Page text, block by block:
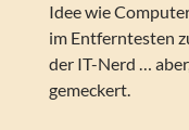
Idee wie
im Entferntesten
der IT-Nerd …
gemeckert.